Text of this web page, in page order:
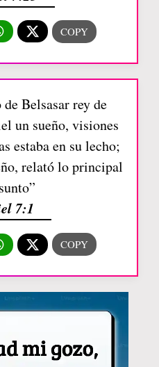
Belsasar rey de
un sueño, visiones
estaba en su lecho;
relató lo principal
7:1